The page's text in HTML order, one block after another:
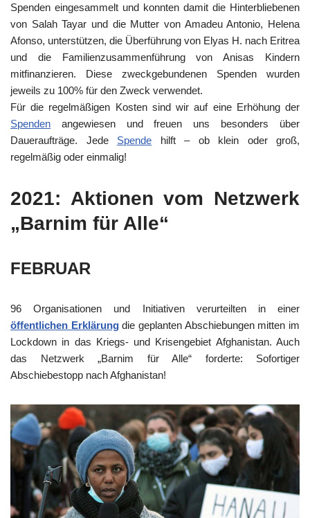
Spenden eingesammelt und konnten damit die Hinterbliebenen
von Salah Tayar und die Mutter von Amadeu Antonio, Helena
Afonso, unterstützen, die Überführung von Elyas H. nach Eritrea
und die Familienzusammenführung von Anisas Kindern
mitfinanzieren. Diese zweckgebundenen Spenden wurden
jeweils zu 100% für den Zweck verwendet.
Für die regelmäßigen Kosten sind wir auf eine Erhöhung der
Spenden angewiesen und freuen uns besonders über
Daueraufträge. Jede Spende hilft – ob klein oder groß,
regelmäßig oder einmalig!
2021: Aktionen vom Netzwerk
„Barnim für Alle“
FEBRUAR
96 Organisationen und Initiativen verurteilten in einer
öffentlichen Erklärungdie geplanten Abschiebungen mitten im
Lockdown in das Kriegs- und Krisengebiet Afghanistan. Auch
das Netzwerk „Barnim für Alle“ forderte: Sofortiger
Abschiebestopp nach Afghanistan!